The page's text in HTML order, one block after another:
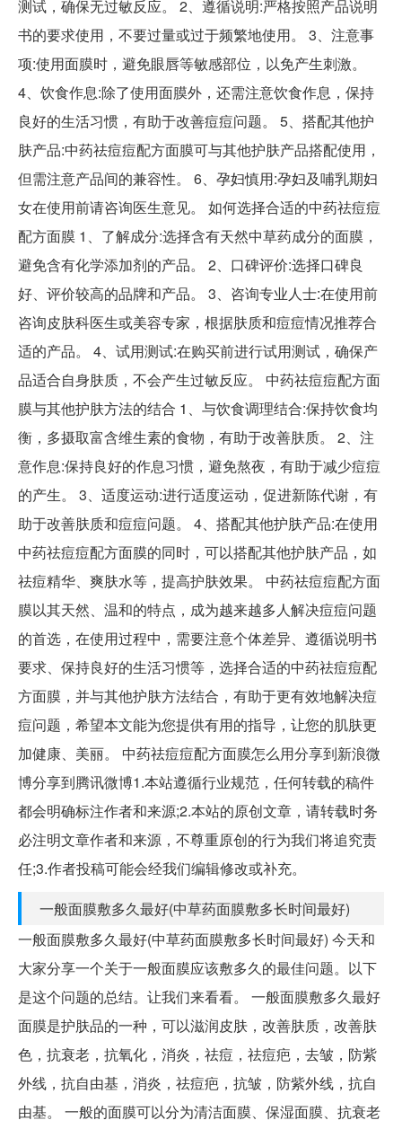
测试，确保无过敏反应。 2、遵循说明:严格按照产品说明
书的要求使用，不要过量或过于频繁地使用。 3、注意事
项:使用面膜时，避免眼唇等敏感部位，以免产生刺激。
4、饮食作息:除了使用面膜外，还需注意饮食作息，保持
良好的生活习惯，有助于改善痘痘问题。 5、搭配其他护
肤产品:中药祛痘痘配方面膜可与其他护肤产品搭配使用，
但需注意产品间的兼容性。 6、孕妇慎用:孕妇及哺乳期妇
女在使用前请咨询医生意见。 如何选择合适的中药祛痘痘
配方面膜 1、了解成分:选择含有天然中草药成分的面膜，
避免含有化学添加剂的产品。 2、口碑评价:选择口碑良
好、评价较高的品牌和产品。 3、咨询专业人士:在使用前
咨询皮肤科医生或美容专家，根据肤质和痘痘情况推荐合
适的产品。 4、试用测试:在购买前进行试用测试，确保产
品适合自身肤质，不会产生过敏反应。 中药祛痘痘配方面
膜与其他护肤方法的结合 1、与饮食调理结合:保持饮食均
衡，多摄取富含维生素的食物，有助于改善肤质。 2、注
意作息:保持良好的作息习惯，避免熬夜，有助于减少痘痘
的产生。 3、适度运动:进行适度运动，促进新陈代谢，有
助于改善肤质和痘痘问题。 4、搭配其他护肤产品:在使用
中药祛痘痘配方面膜的同时，可以搭配其他护肤产品，如
祛痘精华、爽肤水等，提高护肤效果。 中药祛痘痘配方面
膜以其天然、温和的特点，成为越来越多人解决痘痘问题
的首选，在使用过程中，需要注意个体差异、遵循说明书
要求、保持良好的生活习惯等，选择合适的中药祛痘痘配
方面膜，并与其他护肤方法结合，有助于更有效地解决痘
痘问题，希望本文能为您提供有用的指导，让您的肌肤更
加健康、美丽。 中药祛痘痘配方面膜怎么用分享到新浪微
博分享到腾讯微博1.本站遵循行业规范，任何转载的稿件
都会明确标注作者和来源;2.本站的原创文章，请转载时务
必注明文章作者和来源，不尊重原创的行为我们将追究责
任;3.作者投稿可能会经我们编辑修改或补充。
一般面膜敷多久最好(中草药面膜敷多长时间最好)
一般面膜敷多久最好(中草药面膜敷多长时间最好) 今天和
大家分享一个关于一般面膜应该敷多久的最佳问题。以下
是这个问题的总结。让我们来看看。 一般面膜敷多久最好
面膜是护肤品的一种，可以滋润皮肤，改善肤质，改善肤
色，抗衰老，抗氧化，消炎，祛痘，祛痘疤，去皱，防紫
外线，抗自由基，消炎，祛痘疤，抗皱，防紫外线，抗自
由基。 一般的面膜可以分为清洁面膜、保湿面膜、抗衰老